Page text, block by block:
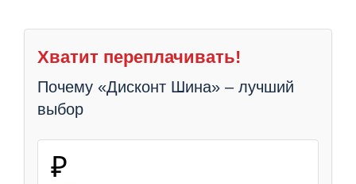
Хватит переплачивать!
Почему «Дисконт Шина» – лучший
выбор
₽